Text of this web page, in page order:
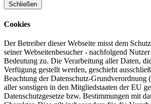
Schließen
Cookies
Der Betreiber dieser Webseite misst dem
seiner Webseitenbesucher - nachfolgend
Bedeutung zu. Die Verarbeitung aller Daten,
Verfügung gestellt werden, geschieht
Beachtung der Datenschutz-
aller sonstigen in den Mitgliedstaaten der EU
Datenschutzgesetze bzw. Bestimmungen mit